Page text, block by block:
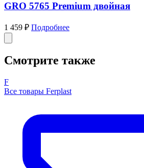
GRO 5765 Premium двойная
1 459 ₽ Подробнее
Смотрите также
F
Все товары Ferplast